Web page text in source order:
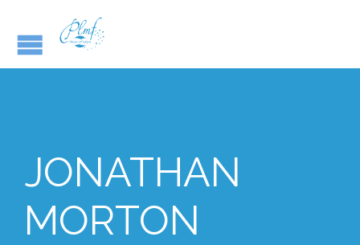
JONATHAN
MORTON